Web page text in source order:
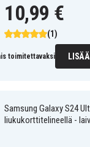
(1)
10,99 €
toimitettavaksi
Samsung Galaxy S24
liukukorttitelineellä -